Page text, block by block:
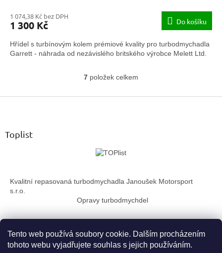
Tento web používá soubory cookie. Dalším procházením
tohoto webu vyjadřujete souhlas s jejich používáním.
1 074,38 Kč bez DPH
1 300 Kč Do košíku
Hřídel s turbínovým kolem prémiové kvality pro turbodmychadla
Garrett - náhrada od nezávislého britského výrobce Melett Ltd.
O
l
p
k
v
ý
p
i
s
u
7 položek celkem
Toplist
Kvalitní repasovaná turbodmychadla Janoušek Motorsport
s.r.o.
Opravy turbodmychdel